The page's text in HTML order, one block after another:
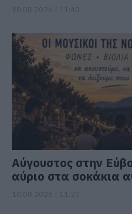
Αύγουστος στην
αύριο στα σοκάκια